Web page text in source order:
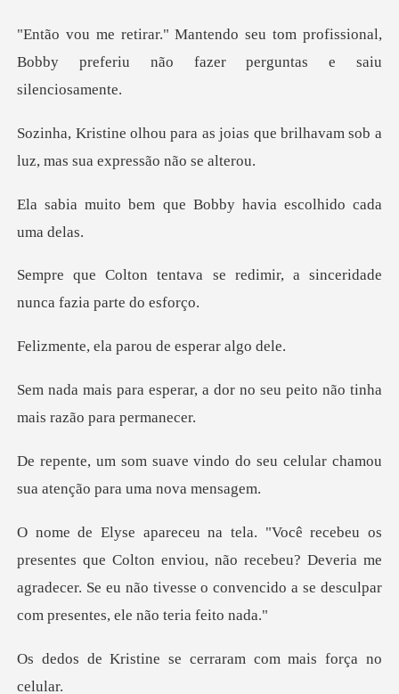
om profissional,
Bobby preferiu não fa
joias que brilhavam sob a
luz, m
que Bobby havia esco
e redimir, a sinceridade
nu
a parou de esp
a dor no seu peito não tinha
o do seu celular chamou
sua a
lton enviou, não recebeu? Deveria me
agradecer. Se eu não tivesse o
se cerraram com mai